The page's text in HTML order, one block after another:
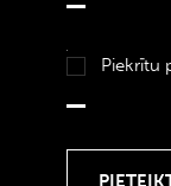
Piekrītu